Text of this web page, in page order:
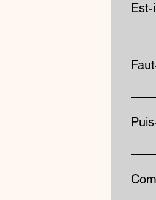
Sur
Oui,